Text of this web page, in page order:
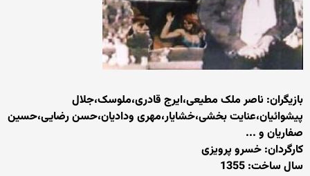
بازیگران: ناصر ملک مطیعی،ایرج قادری،ملوسک،جلال
پیشوائیان،عنایت بخشی،خشایار،مهری ودادیان،حسن رضایی،حسین
صفاریان و ...
کارگردان: خسرو پرویزی
سال ساخت: 1355